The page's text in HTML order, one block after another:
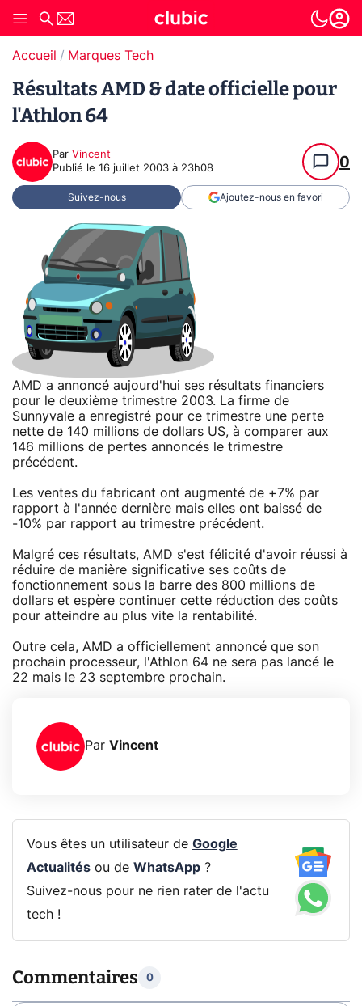
Accueil Marques Tech
Résultats AMD & date officielle pour
l'Athlon 64
Par Vincent
Publié le 16 juillet 2003 à 23h08 0
Suivez-nous Ajoutez-nous en favori
AMD a annoncé aujourd'hui ses résultats financiers
pour le deuxième trimestre 2003. La firme de
Sunnyvale a enregistré pour ce trimestre une perte
nette de 140 millions de dollars US, à comparer aux
146 millions de pertes annoncés le trimestre
précédent.
Les ventes du fabricant ont augmenté de +7% par
rapport à l'année dernière mais elles ont baissé de
-10% par rapport au trimestre précédent.
Malgré ces résultats, AMD s'est félicité d'avoir réussi à
réduire de manière significative ses coûts de
fonctionnement sous la barre des 800 millions de
dollars et espère continuer cette réduction des coûts
pour atteindre au plus vite la rentabilité.
Outre cela, AMD a officiellement annoncé que son
prochain processeur, l'Athlon 64 ne sera pas lancé le
22 mais le 23 septembre prochain.
Par Vincent
Vous êtes un utilisateur de Google
Actualitésou de WhatsApp?
Suivez-nous pour ne rien rater de l'actu
tech !
Commentaires 0